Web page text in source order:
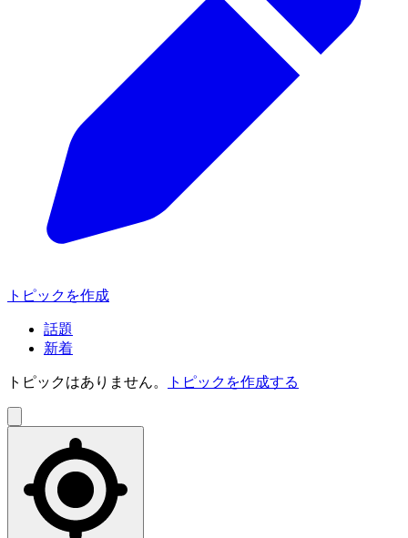
トピックを作成
話題
新着
トピックはありません。 トピックを作成する